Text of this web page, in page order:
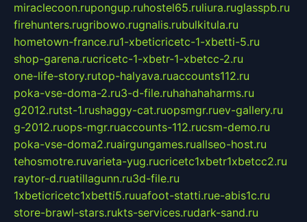
miraclecoon.rupongup.ruhostel65.ruliura.ruglasspb.ru
firehunters.rugribowo.rugnalis.rubulkitula.ru
hometown-france.ru1-xbeticricetc-1-xbetti-5.ru
shop-garena.rucricetc-1-xbetr-1-xbetcc-2.ru
one-life-story.rutop-halyava.ruaccounts112.ru
poka-vse-doma-2.ru3-d-file.ruhahahaharms.ru
g2012.rutst-1.rushaggy-cat.ruopsmgr.ruev-gallery.ru
g-2012.ruops-mgr.ruaccounts-112.rucsm-demo.ru
poka-vse-doma2.ruairgungames.ruallseo-host.ru
tehosmotre.ruvarieta-yug.rucricetc1xbetr1xbetcc2.ru
raytor-d.ruatillagunn.ru3d-file.ru
1xbeticricetc1xbetti5.ruuafoot-statti.rue-abis1c.ru
store-brawl-stars.rukts-services.rudark-sand.ru